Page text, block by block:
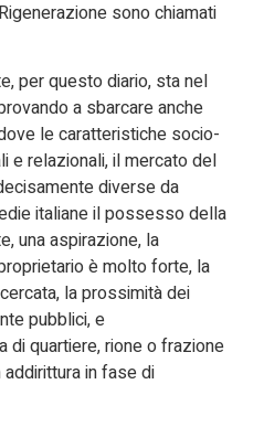
sono chiamati
per questo diario, sta nel
a sbarcare anche
le caratteristiche socio-
e relazionali, il mercato del
diverse da
italiane il possesso della
una aspirazione, la
è molto forte, la
la prossimità dei
pubblici, e
di quartiere, rione o frazione
in fase di